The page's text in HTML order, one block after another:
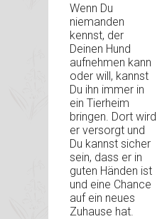
Wenn Du
niemanden
kennst, der
Deinen Hund
aufnehmen kann
oder will, kannst
Du ihn immer in
ein Tierheim
bringen. Dort wird
er versorgt und
Du kannst sicher
sein, dass er in
guten Händen ist
und eine Chance
auf ein neues
Zuhause hat.